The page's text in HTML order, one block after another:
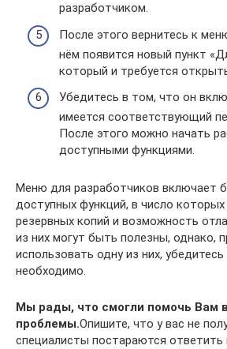
разработчиком.
После этого вернитесь к
нём появится новый пункт
который и требуется
Убедитесь в том, что он
имеется соответствующий
После этого можно начать
доступными функциями.
Меню для разработчиков включает
доступных функций, в число
резервных копий и возможность
из них могут быть полезны, однако,
использовать одну из них,
необходимо.
Мы рады, что смогли помочь Вам
проблемы.Опишите, что у вас не
специалисты постараются ответить